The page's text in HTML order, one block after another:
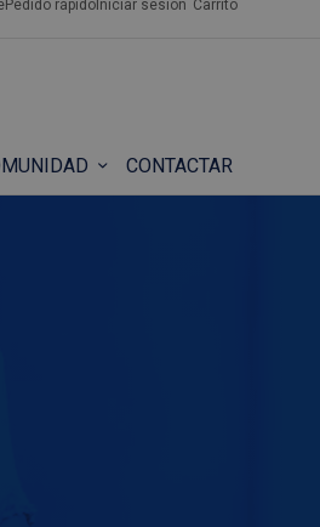
Pedido rápido Iniciar sesión Carrito
CONTACTAR